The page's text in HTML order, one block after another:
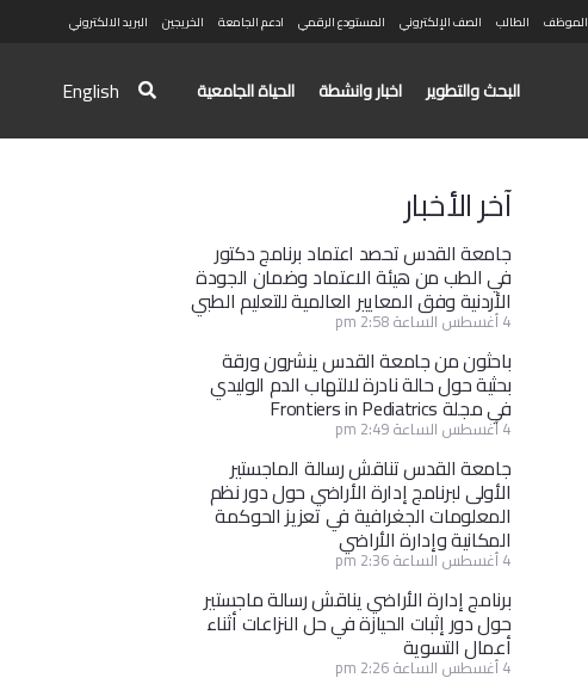
الموظف الطالب الصف الإلكتروني المستودع الرقمي ادعم الجامعة الخريجين البريد الالكتروني
البحث والتطوير اخبار وانشطة الحياة الجامعية English
آخر الأخبار
جامعة القدس تحصد اعتماد برنامج دكتور
في الطب من هيئة الاعتماد وضمان الجودة
الأردنية وفق المعايير العالمية للتعليم الطبي
4 أغسطس الساعة 2:58 pm
باحثون من جامعة القدس ينشرون ورقة
بحثية حول حالة نادرة لالتهاب الدم الوليدي
في مجلة Frontiers in Pediatrics
4 أغسطس الساعة 2:49 pm
جامعة القدس تناقش رسالة الماجستير
الأولى لبرنامج إدارة الأراضي حول دور نظم
المعلومات الجغرافية في تعزيز الحوكمة
المكانية وإدارة الأراضي
4 أغسطس الساعة 2:36 pm
برنامج إدارة الأراضي يناقش رسالة ماجستير
حول دور إثبات الحيازة في حل النزاعات أثناء
أعمال التسوية
4 أغسطس الساعة 2:26 pm